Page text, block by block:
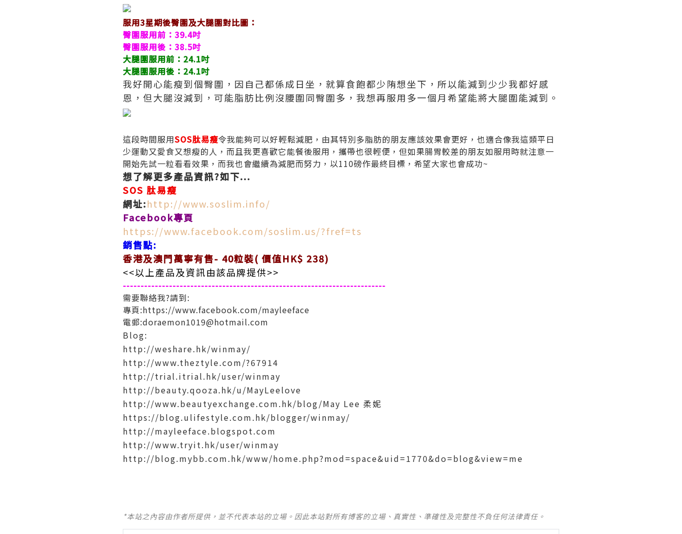
服用3星期後臀圍及大腿圍對比圖：
臀圍服用前：39.4吋
臀圍服用後：38.5吋
大腿圍服用前：24.1吋
大腿圍服用後：24.1吋
我好開心能瘦到個臀圍，因自己都係成日坐，就算食飽都少陏想坐下，所以能減到少少我都好感
恩，但大腿沒減到，可能脂肪比例沒腰圍同臀圍多，我想再服用多一個月希望能將大腿圍能減到。
這段時間服用SOS肽易瘦令我能夠可以好輕鬆減肥，由其特別多脂肪的朋友應該效果會更好，也適合像我這類平日
少運動又愛食又想瘦的人，而且我更喜歡它能餐後服用，攜帶也很輕便，但如果腸胃較差的朋友如服用時就注意一
開始先試一粒看看效果，而我也會繼續為減肥而努力，以110磅作最終目標，希望大家也會成功~
想了解更多產品資訊?如下...
SOS 肽易瘦
網址:http://www.soslim.info/
Facebook專頁
https://www.facebook.com/soslim.us/?fref=ts
銷售點:
香港及澳門萬寧有售- 40粒裝( 價值HK$ 238)
<<以上產品及資訊由該品牌提供>>
--------------------------------------------------------------------------
需要聯絡我?請到:
專頁:https://www.facebook.com/mayleeface
電郵:doraemon1019@hotmail.com
Blog:
http://weshare.hk/winmay/
http://www.theztyle.com/?67914
http://trial.itrial.hk/user/winmay
http://beauty.qooza.hk/u/MayLeelove
http://www.beautyexchange.com.hk/blog/May Lee 柔妮
https://blog.ulifestyle.com.hk/blogger/winmay/
http://mayleeface.blogspot.com
http://www.tryit.hk/user/winmay
http://blog.mybb.com.hk/www/home.php?mod=space&uid=1770&do=blog&view=me
*本站之內容由作者所提供，並不代表本站的立場。因此本站對所有博客的立場、真實性、準確性及完整性不負任何法律責任。